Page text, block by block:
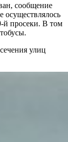
сообщение
й просеки. В том
улиц